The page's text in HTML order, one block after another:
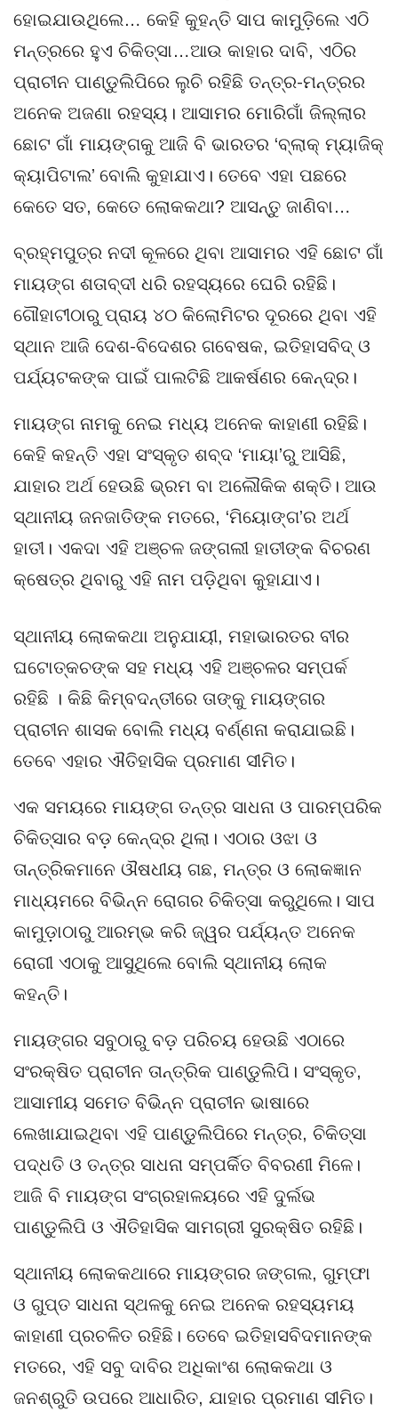
ହୋଇଯାଉଥିଲେ… କେହି କୁହନ୍ତି ସାପ କାମୁଡ଼ିଲେ ଏଠି
ମନ୍ତ୍ରରେ ହୁଏ ଚିକିତ୍ସା…ଆଉ କାହାର ଦାବି, ଏଠିର
ପ୍ରାଚୀନ ପାଣ୍ଡୁଲିପିରେ ଲୁଚି ରହିଛି ତନ୍ତ୍ର-ମନ୍ତ୍ରର
ଅନେକ ଅଜଣା ରହସ୍ୟ। ଆସାମର ମୋରିଗାଁ ଜିଲ୍ଲାର
ଛୋଟ ଗାଁ ମାୟଙ୍ଗକୁ ଆଜି ବି ଭାରତର ‘ବ୍ଲାକ୍ ମ୍ୟାଜିକ୍
କ୍ୟାପିଟାଲ’ ବୋଲି କୁହାଯାଏ। ତେବେ ଏହା ପଛରେ
କେତେ ସତ, କେତେ ଲୋକକଥା? ଆସନ୍ତୁ ଜାଣିବା…
ବ୍ରହ୍ମପୁତ୍ର ନଦୀ କୂଳରେ ଥିବା ଆସାମର ଏହି ଛୋଟ ଗାଁ
ମାୟଙ୍ଗ ଶତାବ୍ଦୀ ଧରି ରହସ୍ୟରେ ଘେରି ରହିଛି।
ଗୌହାଟୀଠାରୁ ପ୍ରାୟ ୪୦ କିଲୋମିଟର ଦୂରରେ ଥିବା ଏହି
ସ୍ଥାନ ଆଜି ଦେଶ-ବିଦେଶର ଗବେଷକ, ଇତିହାସବିଦ୍ ଓ
ପର୍ଯ୍ୟଟକଙ୍କ ପାଇଁ ପାଲଟିଛି ଆକର୍ଷଣର କେନ୍ଦ୍ର।
ମାୟଙ୍ଗ ନାମକୁ ନେଇ ମଧ୍ୟ ଅନେକ କାହାଣୀ ରହିଛି।
କେହି କହନ୍ତି ଏହା ସଂସ୍କୃତ ଶବ୍ଦ ‘ମାୟା’ରୁ ଆସିଛି,
ଯାହାର ଅର୍ଥ ହେଉଛି ଭ୍ରମ ବା ଅଲୌକିକ ଶକ୍ତି। ଆଉ
ସ୍ଥାନୀୟ ଜନଜାତିଙ୍କ ମତରେ, ‘ମିୟୋଙ୍ଗ’ର ଅର୍ଥ
ହାତୀ। ଏକଦା ଏହି ଅଞ୍ଚଳ ଜଙ୍ଗଲୀ ହାତୀଙ୍କ ବିଚରଣ
କ୍ଷେତ୍ର ଥିବାରୁ ଏହି ନାମ ପଡ଼ିଥିବା କୁହାଯାଏ।
ସ୍ଥାନୀୟ ଲୋକକଥା ଅନୁଯାୟୀ, ମହାଭାରତର ବୀର
ଘଟୋତ୍କଚଙ୍କ ସହ ମଧ୍ୟ ଏହି ଅଞ୍ଚଳର ସମ୍ପର୍କ
ରହିଛି । କିଛି କିମ୍ବଦନ୍ତୀରେ ତାଙ୍କୁ ମାୟଙ୍ଗର
ପ୍ରାଚୀନ ଶାସକ ବୋଲି ମଧ୍ୟ ବର୍ଣ୍ଣନା କରାଯାଇଛି।
ତେବେ ଏହାର ଐତିହାସିକ ପ୍ରମାଣ ସୀମିତ।
ଏକ ସମୟରେ ମାୟଙ୍ଗ ତନ୍ତ୍ର ସାଧନା ଓ ପାରମ୍ପରିକ
ଚିକିତ୍ସାର ବଡ଼ କେନ୍ଦ୍ର ଥିଲା। ଏଠାର ଓଝା ଓ
ତାନ୍ତ୍ରିକମାନେ ଔଷଧୀୟ ଗଛ, ମନ୍ତ୍ର ଓ ଲୋକଜ୍ଞାନ
ମାଧ୍ୟମରେ ବିଭିନ୍ନ ରୋଗର ଚିକିତ୍ସା କରୁଥିଲେ। ସାପ
କାମୁଡ଼ାଠାରୁ ଆରମ୍ଭ କରି ଜ୍ୱର ପର୍ଯ୍ୟନ୍ତ ଅନେକ
ରୋଗୀ ଏଠାକୁ ଆସୁଥିଲେ ବୋଲି ସ୍ଥାନୀୟ ଲୋକ
କହନ୍ତି।
ମାୟଙ୍ଗର ସବୁଠାରୁ ବଡ଼ ପରିଚୟ ହେଉଛି ଏଠାରେ
ସଂରକ୍ଷିତ ପ୍ରାଚୀନ ତାନ୍ତ୍ରିକ ପାଣ୍ଡୁଲିପି। ସଂସ୍କୃତ,
ଆସାମୀୟ ସମେତ ବିଭିନ୍ନ ପ୍ରାଚୀନ ଭାଷାରେ
ଲେଖାଯାଇଥିବା ଏହି ପାଣ୍ଡୁଲିପିରେ ମନ୍ତ୍ର, ଚିକିତ୍ସା
ପଦ୍ଧତି ଓ ତନ୍ତ୍ର ସାଧନା ସମ୍ପର୍କିତ ବିବରଣୀ ମିଳେ।
ଆଜି ବି ମାୟଙ୍ଗ ସଂଗ୍ରହାଳୟରେ ଏହି ଦୁର୍ଲଭ
ପାଣ୍ଡୁଲିପି ଓ ଐତିହାସିକ ସାମଗ୍ରୀ ସୁରକ୍ଷିତ ରହିଛି।
ସ୍ଥାନୀୟ ଲୋକକଥାରେ ମାୟଙ୍ଗର ଜଙ୍ଗଲ, ଗୁମ୍ଫା
ଓ ଗୁପ୍ତ ସାଧନା ସ୍ଥଳକୁ ନେଇ ଅନେକ ରହସ୍ୟମୟ
କାହାଣୀ ପ୍ରଚଳିତ ରହିଛି। ତେବେ ଇତିହାସବିଦମାନଙ୍କ
ମତରେ, ଏହି ସବୁ ଦାବିର ଅଧିକାଂଶ ଲୋକକଥା ଓ
ଜନଶ୍ରୁତି ଉପରେ ଆଧାରିତ, ଯାହାର ପ୍ରମାଣ ସୀମିତ।